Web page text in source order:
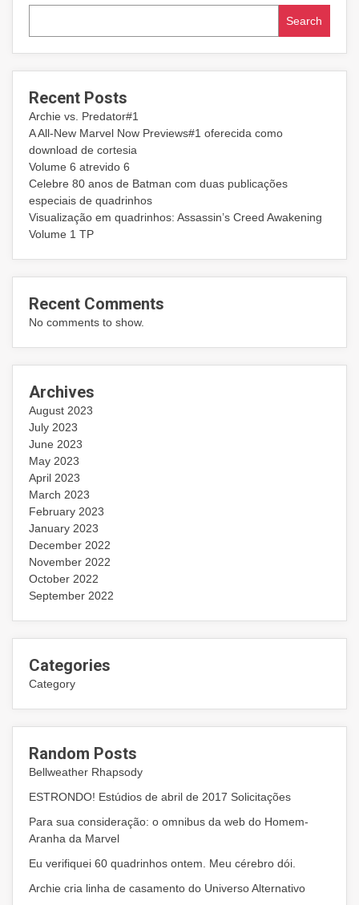
Search
Recent Posts
Archie vs. Predator#1
A All-New Marvel Now Previews#1 oferecida como
download de cortesia
Volume 6 atrevido 6
Celebre 80 anos de Batman com duas publicações
especiais de quadrinhos
Visualização em quadrinhos: Assassin’s Creed Awakening
Volume 1 TP
Recent Comments
No comments to show.
Archives
August 2023
July 2023
June 2023
May 2023
April 2023
March 2023
February 2023
January 2023
December 2022
November 2022
October 2022
September 2022
Categories
Category
Random Posts
Bellweather Rhapsody
ESTRONDO! Estúdios de abril de 2017 Solicitações
Para sua consideração: o omnibus da web do Homem-
Aranha da Marvel
Eu verifiquei 60 quadrinhos ontem. Meu cérebro dói.
Archie cria linha de casamento do Universo Alternativo